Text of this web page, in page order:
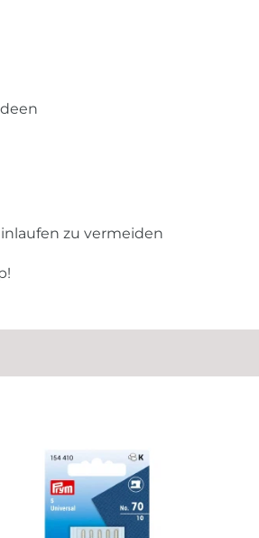
zu vermeiden